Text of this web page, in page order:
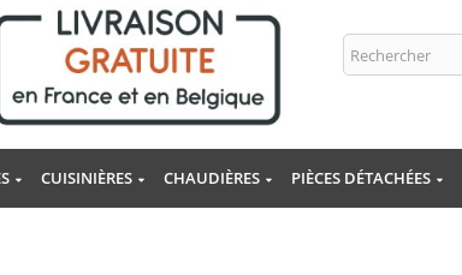
CUISINIÈRES CHAUDIÈRES PIÈCES DÉTACHÉES